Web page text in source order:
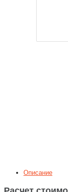
Описание